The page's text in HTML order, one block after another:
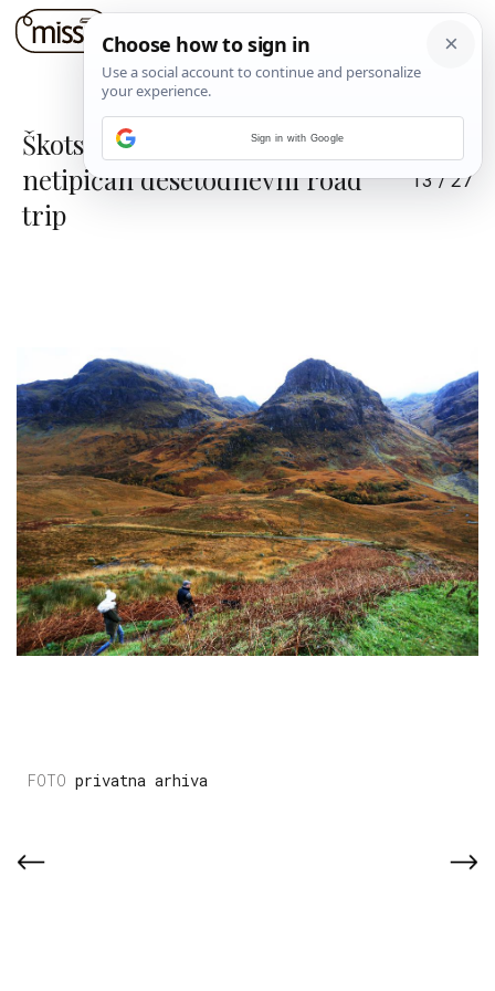
Škotska: Jedan sasvim
netipičan desetodnevni road
trip
13/27
privatna arhiva
Sign in with Google